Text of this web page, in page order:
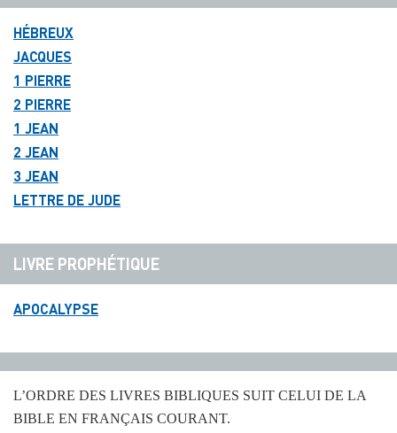
HÉBREUX
JACQUES
1 PIERRE
2 PIERRE
1 JEAN
2 JEAN
3 JEAN
LETTRE DE JUDE
LIVRE PROPHÉTIQUE
APOCALYPSE
L’ORDRE DES LIVRES BIBLIQUES SUIT CELUI DE LA
BIBLE EN FRANÇAIS COURANT.